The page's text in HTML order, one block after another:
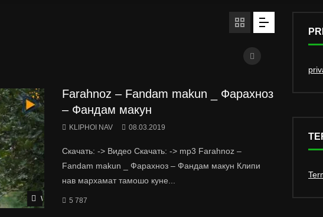
Watch Later
Farahnoz – Fandam makun _ Фарахноз
– Фандам макун
KLIPHOI NAV 08.03.2019
Скачать: -> Видео Скачать: -> mp3 Farahnoz –
Fandam makun _ Фарахноз – Фандам макун Клипи
нав мархамат тамошо куне...
5 787